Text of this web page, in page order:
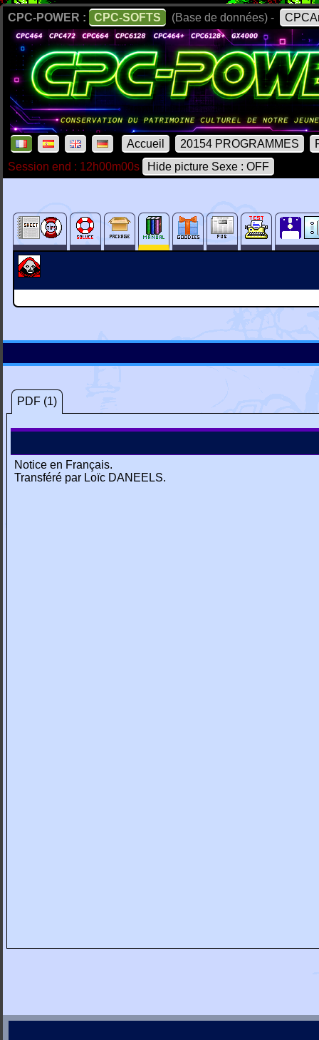
CPC-POWER : CPC-SOFTS (Base de données) -
Accueil 20154 PROGRAMMES
Session end : 12h00m00s
Hide picture Sexe : OFF
PDF (1)
Notice en Français.
Transféré par Loïc DANEELS.